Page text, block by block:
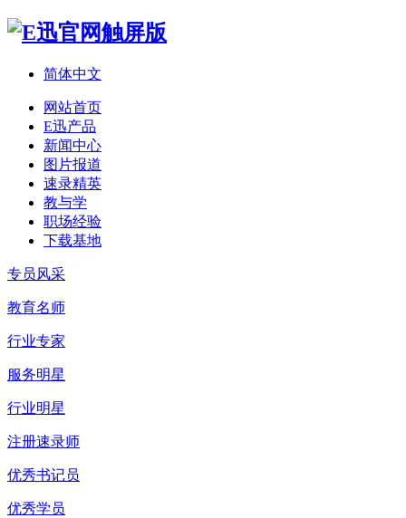
简体中文
网站首页
E迅产品
新闻中心
图片报道
速录精英
教与学
职场经验
下载基地
专员风采
教育名师
行业专家
服务明星
行业明星
注册速录师
优秀书记员
优秀学员